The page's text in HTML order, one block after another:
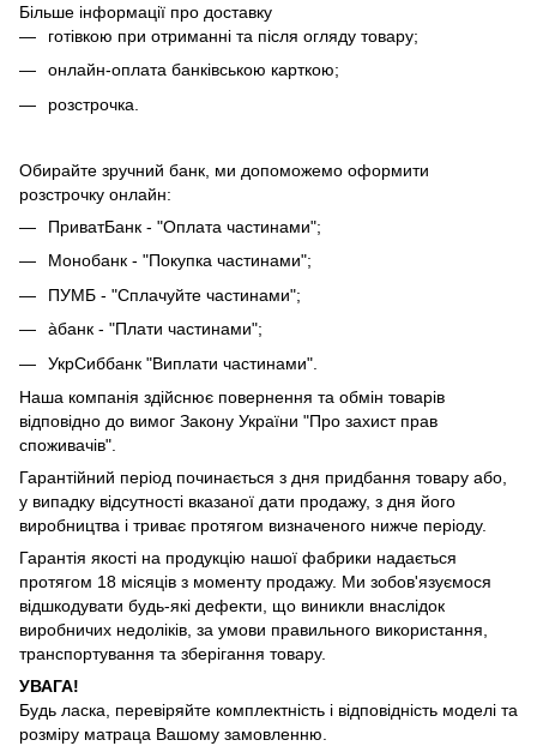
Більше інформації про доставку
готівкою при отриманні та після огляду товару;
онлайн-оплата банківською карткою;
розстрочка.
Обирайте зручний банк, ми допоможемо оформити
розстрочку онлайн:
ПриватБанк - "Оплата частинами";
Монобанк - "Покупка частинами";
ПУМБ - "Сплачуйте частинами";
àбанк - "Плати частинами";
УкрСиббанк "Виплати частинами".
Наша компанія здійснює повернення та обмін товарів
відповідно до вимог Закону України "Про захист прав
споживачів".
Гарантійний період починається з дня придбання товару або,
у випадку відсутності вказаної дати продажу, з дня його
виробництва і триває протягом визначеного нижче періоду.
Гарантія якості на продукцію нашої фабрики надається
протягом 18 місяців з моменту продажу. Ми зобов'язуємося
відшкодувати будь-які дефекти, що виникли внаслідок
виробничих недоліків, за умови правильного використання,
транспортування та зберігання товару.
УВАГА!
Будь ласка, перевіряйте комплектність і відповідність моделі та
розміру матраца Вашому замовленню.